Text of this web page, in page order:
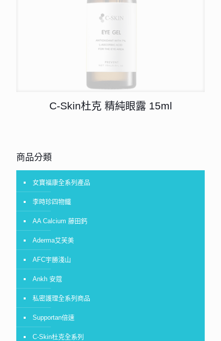
C-Skin杜克 精純眼露 15ml
商品分類
女寶福康全系列產品
李時珍四物鐵
AA Calcium 藤田鈣
Aderma艾芙美
AFC宇勝淺山
Ankh 安蔻
私密護理全系列商品
Supportan倍速
C-Skin杜克全系列